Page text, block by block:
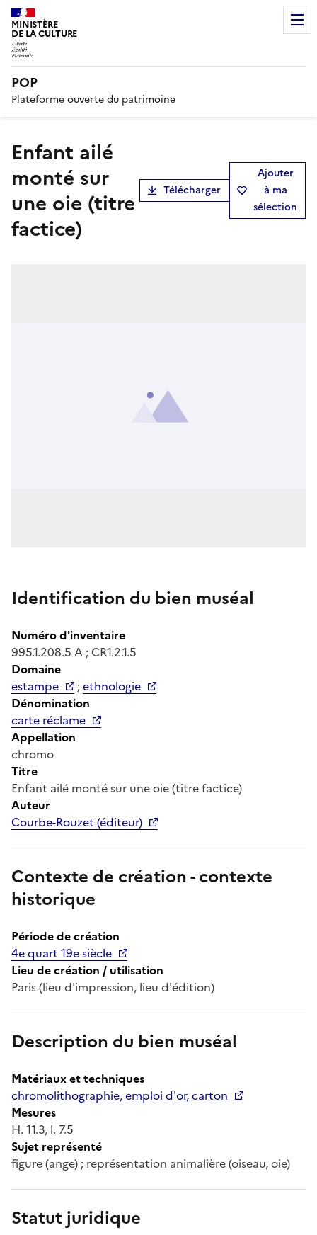
MINISTÈRE
DE LA CULTURE
POP
Plateforme ouverte du patrimoine
Enfant ailé
monté sur
une oie (titre
factice)
Télécharger
Ajouter
à ma
sélection
Identification du bien muséal
Numéro d'inventaire
995.1.208.5 A ; CR1.2.1.5
Domaine
estampe
;ethnologie
Dénomination
carte réclame
Appellation
chromo
Titre
Enfant ailé monté sur une oie (titre factice)
Auteur
Courbe-Rouzet (éditeur)
Contexte de création - contexte
historique
Période de création
4e quart 19e siècle
Lieu de création / utilisation
Paris (lieu d'impression, lieu d'édition)
Description du bien muséal
Matériaux et techniques
chromolithographie, emploi d'or, carton
Mesures
H. 11.3, l. 7.5
Sujet représenté
figure (ange) ; représentation animalière (oiseau, oie)
Statut juridique